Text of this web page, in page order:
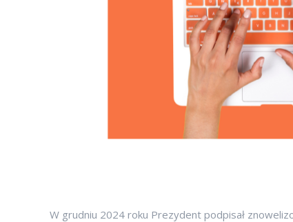
W grudniu 2024 roku Prezydent podpisał